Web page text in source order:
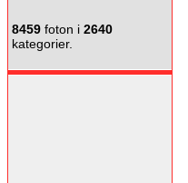
8459 foton i 2640
kategorier.